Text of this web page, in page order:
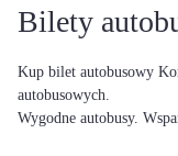
Bilety
Kup bilet autobusowy
autobusowych.
Wygodne autobusy.